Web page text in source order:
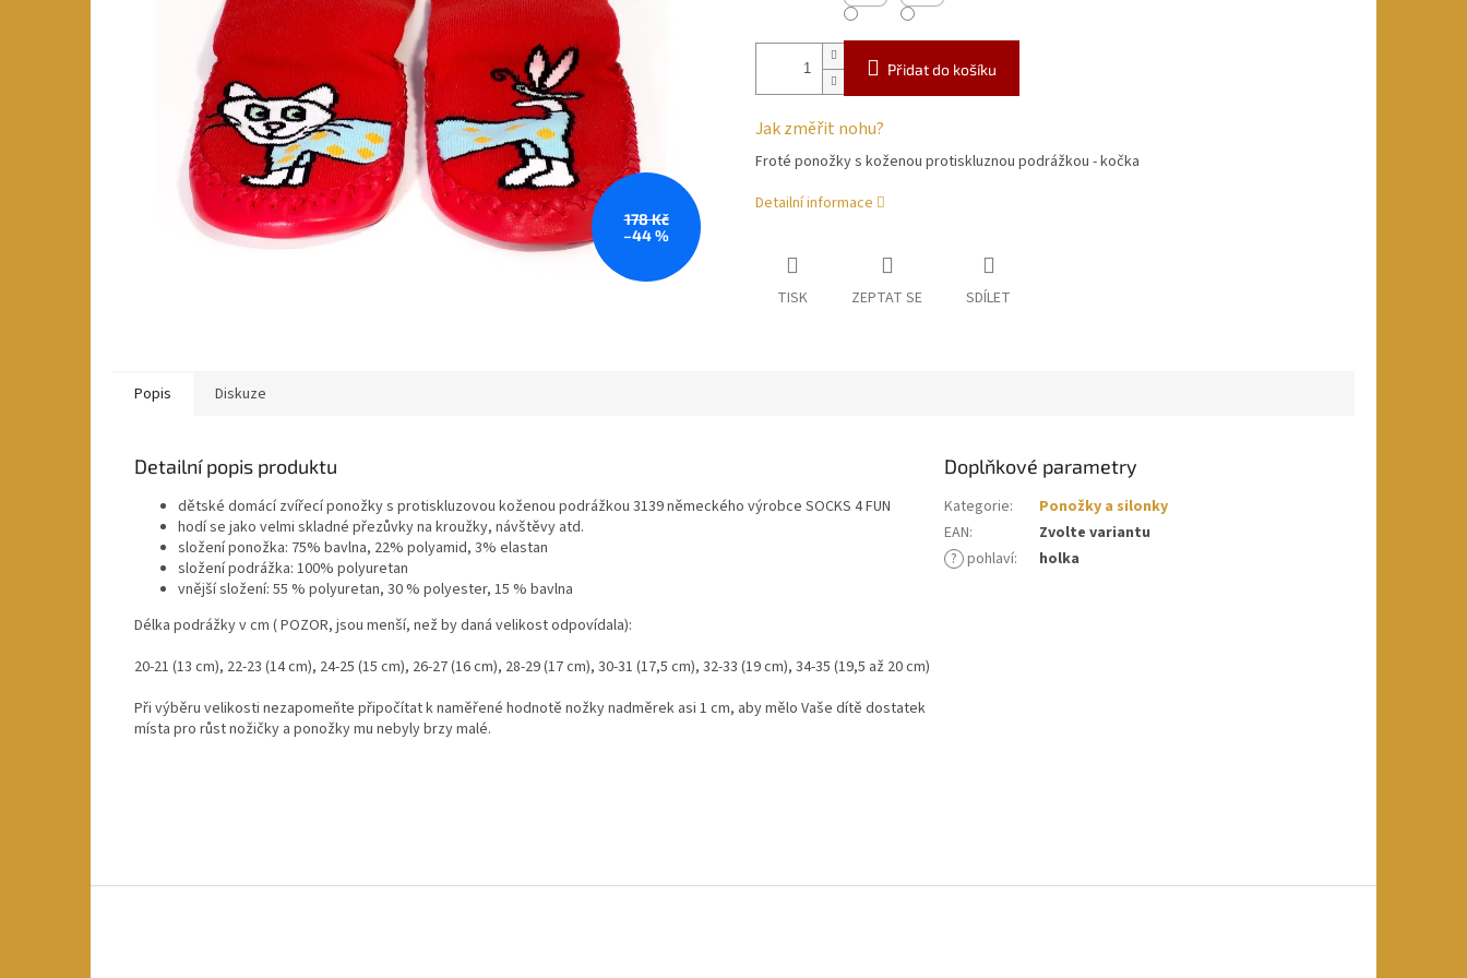
178 Kč
–44 %
Přidat do košíku
Jak změřit nohu?
Froté ponožky s koženou protiskluznou podrážkou - kočka
Detailní informace
TISK ZEPTAT SE SDÍLET
Popis Diskuze
Detailní popis produktu
dětské domácí zvířecí ponožky s protiskluzovou koženou podrážkou 3139 německého výrobce SOCKS 4 FUN
hodí se jako velmi skladné přezůvky na kroužky, návštěvy atd.
složení ponožka: 75% bavlna, 22% polyamid, 3% elastan
složení podrážka: 100% polyuretan
vnější složení: 55 % polyuretan, 30 % polyester, 15 % bavlna
Délka podrážky v cm ( POZOR, jsou menší, než by daná velikost odpovídala):
20-21 (13 cm), 22-23 (14 cm), 24-25 (15 cm), 26-27 (16 cm), 28-29 (17 cm), 30-31 (17,5 cm), 32-33 (19 cm), 34-35 (19,5 až 20 cm)
Při výběru velikosti nezapomeňte připočítat k naměřené hodnotě nožky nadměrek asi 1 cm, aby mělo Vaše dítě dostatek
místa pro růst nožičky a ponožky mu nebyly brzy malé.
Doplňkové parametry
Kategorie:
Ponožky a silonky
EAN:
Zvolte variantu
? pohlaví: holka